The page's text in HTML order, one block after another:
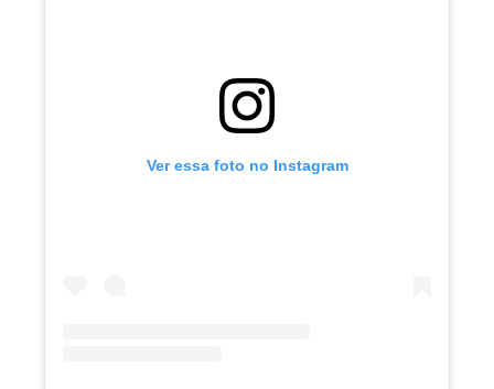
Ver essa foto no Instagram